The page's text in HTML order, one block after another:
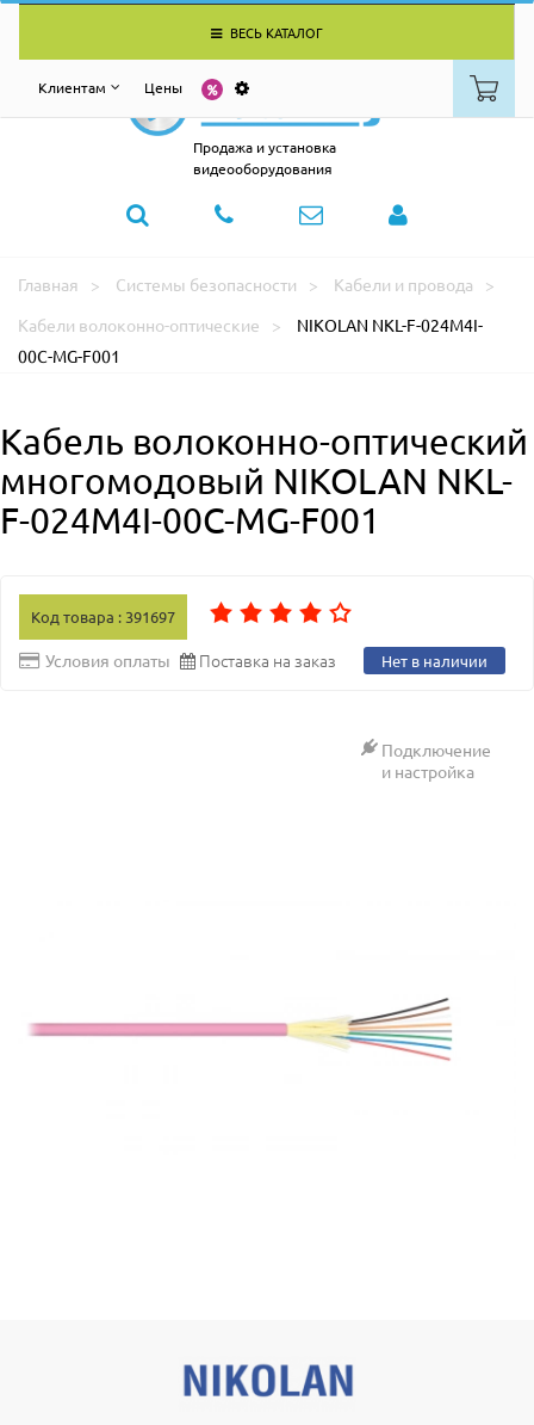
ВЕСЬ КАТАЛОГ
Клиентам Цены
Продажа и установка
видеооборудования
Главная Системы безопасности
Кабели и провода
Кабели волоконно-оптические
NIKOLAN NKL-F-024M4I-
00C-MG-F001
Кабель волоконно-оптический
многомодовый NIKOLAN NKL-
F-024M4I-00C-MG-F001
Код товара : 391697
Условия оплаты Поставка на заказ Нет в наличии
Подключение
и настройка